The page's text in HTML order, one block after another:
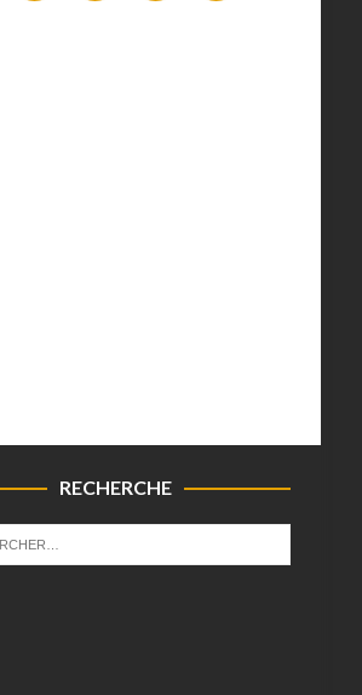
RECHERCHE